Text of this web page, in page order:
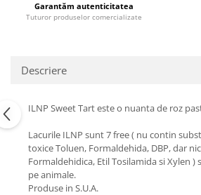
Garantăm autenticitatea
Tuturor produselor comercializate
Descriere
ILNP Sweet Tart este o nuanta de roz
Lacurile ILNP sunt 7 free ( nu contin
toxice Toluen, Formaldehida, DBP, dar
Formaldehidica, Etil Tosilamida si Xylen
pe animale.
Produse in S.U.A.